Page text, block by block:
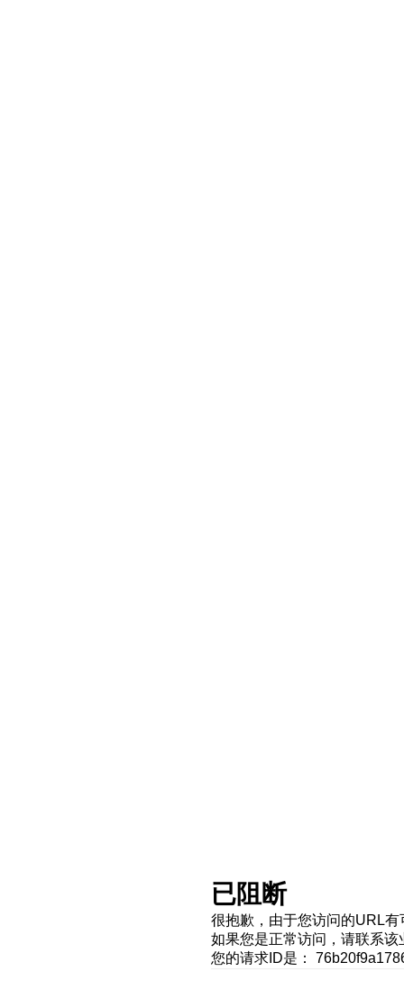
已阻断
很抱歉，由于您访问的URL
如果您是正常访问，请联系
您的请求ID是：